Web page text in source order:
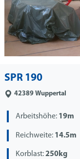
SPR 190
42389 Wuppertal
Arbeitshöhe: 19m
Reichweite: 14.5m
Korblast:250kg